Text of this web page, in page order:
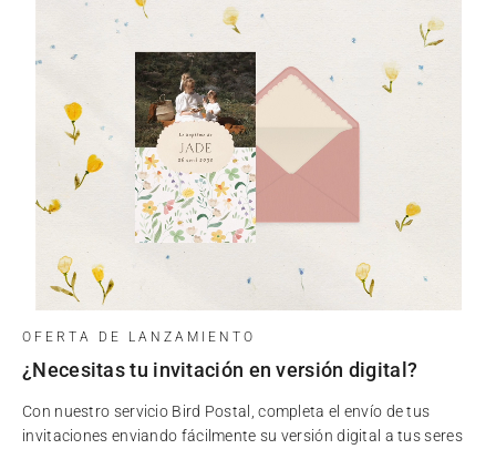
OFERTA DE LANZAMIENTO
¿Necesitas tu invitación en versión digital?
Con nuestro servicio Bird Postal, completa el envío de tus
invitaciones enviando fácilmente su versión digital a tus seres